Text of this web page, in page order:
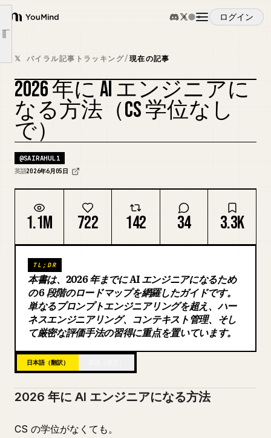
YouMind
ログイン
概要
ユースケース
スキル
プロンプト
ダウンロード
ブログ
更新情報
Article outline
5 つのプロダクショングレードプロジェクト（1 つ選んで今週末に作れ）
スタック（実際に学ぶべきもの）
ベンチマーク数値（2026 年 5 月）
心地よくない真実
締めくくり
𝕏 バイラル記事トラッキング/現在の記事
カバーをリミックス
2026 年に AI エンジニアに
なる方法（CS 学位なし
で）
@SAIRAHUL1
英語2026年6月05日
1.1M 722 142 34 3.3K
TL;DR
本書は、2026 年までに AI エンジニアになるため
の 6 段階のロードマップを網羅したガイドです。
単なるプロンプトエンジニアリングを超え、ハー
ネスエンジニアリング、コンテキスト管理、そし
て厳密な評価手法の習得に重点を置いています。
日本語（翻訳）
2026 年に AI エンジニアになる方法
CS の学位がなくても。